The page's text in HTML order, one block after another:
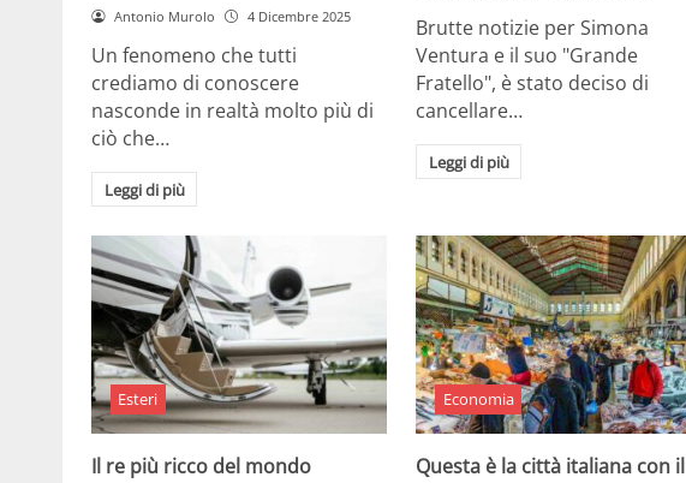
Antonio Murolo 4 Dicembre 2025
Un fenomeno che tutti
crediamo di conoscere
nasconde in realtà molto più di
ciò che…
Leggi di più
Brutte notizie per Simona
Ventura e il suo "Grande
Fratello", è stato deciso di
cancellare…
Leggi di più
Esteri
Il re più ricco del mondo
Economia
Questa è la città italiana con il